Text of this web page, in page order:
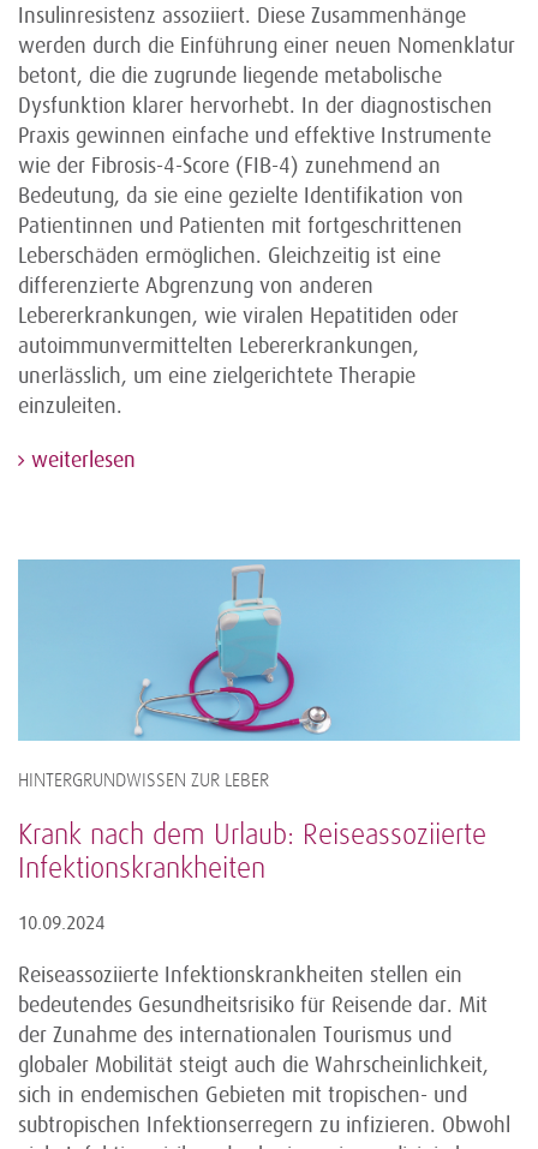
Insulinresistenz assoziiert. Diese Zusammenhänge
werden durch die Einführung einer neuen Nomenklatur
betont, die die zugrunde liegende metabolische
Dysfunktion klarer hervorhebt. In der diagnostischen
Praxis gewinnen einfache und effektive Instrumente
wie der Fibrosis-4-Score (FIB-4) zunehmend an
Bedeutung, da sie eine gezielte Identifikation von
Patientinnen und Patienten mit fortgeschrittenen
Leberschäden ermöglichen. Gleichzeitig ist eine
differenzierte Abgrenzung von anderen
Lebererkrankungen, wie viralen Hepatitiden oder
autoimmunvermittelten Lebererkrankungen,
unerlässlich, um eine zielgerichtete Therapie
einzuleiten.
weiterlesen
HINTERGRUNDWISSEN ZUR LEBER
Krank nach dem Urlaub: Reiseassoziierte
Infektionskrankheiten
10.09.2024
Reiseassoziierte Infektionskrankheiten stellen ein
bedeutendes Gesundheitsrisiko für Reisende dar. Mit
der Zunahme des internationalen Tourismus und
globaler Mobilität steigt auch die Wahrscheinlichkeit,
sich in endemischen Gebieten mit tropischen- und
subtropischen Infektionserregern zu infizieren. Obwohl